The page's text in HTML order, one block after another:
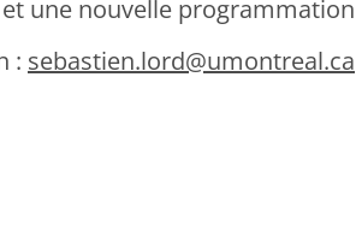
une nouvelle
: sebastien.lord@umontreal.ca